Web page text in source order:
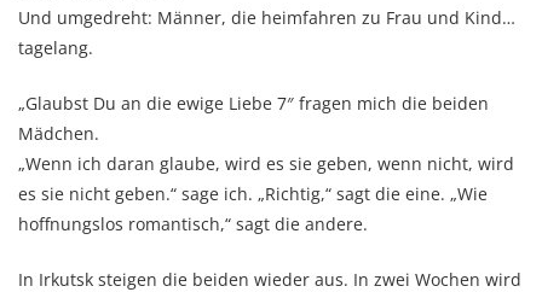
Und umgedreht: Männer, die heimfahren zu Frau und Kind…
tagelang.
„Glaubst Du an die ewige Liebe 7″ fragen mich die beiden
Mädchen.
„Wenn ich daran glaube, wird es sie geben, wenn nicht, wird
es sie nicht geben.“ sage ich. „Richtig,“ sagt die eine. „Wie
hoffnungslos romantisch,“ sagt die andere.
In Irkutsk steigen die beiden wieder aus. In zwei Wochen wird